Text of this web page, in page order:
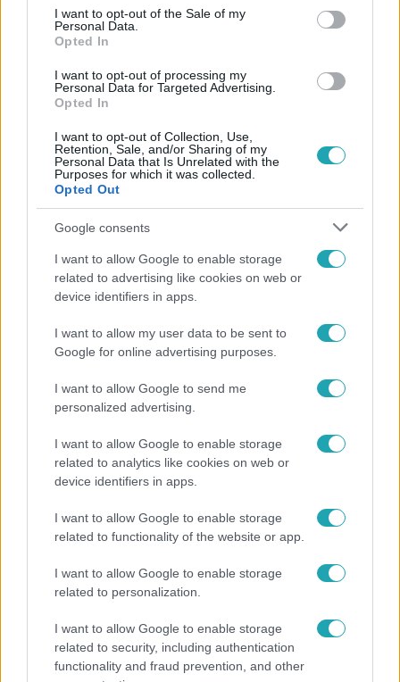
consent section.
I want to opt-out of the Sale of my
Personal Data.
Opted In
I want to opt-out of processing my
Personal Data for Targeted Advertising.
Opted In
I want to opt-out of Collection, Use,
Retention, Sale, and/or Sharing of my
Personal Data that Is Unrelated with the
Purposes for which it was collected.
Opted Out
Google consents
I want to allow Google to enable storage
related to advertising like cookies on web or
device identifiers in apps.
I want to allow my user data to be sent to
Google for online advertising purposes.
I want to allow Google to send me
personalized advertising.
I want to allow Google to enable storage
related to analytics like cookies on web or
device identifiers in apps.
I want to allow Google to enable storage
related to functionality of the website or app.
I want to allow Google to enable storage
related to personalization.
I want to allow Google to enable storage
related to security, including authentication
functionality and fraud prevention, and other
Népszerű
Kultúra
Hosszú Katinka a dokumentumfilmjében Shane
Tusupról: A medencében minden működött
által vártnál nagyobb hőség?